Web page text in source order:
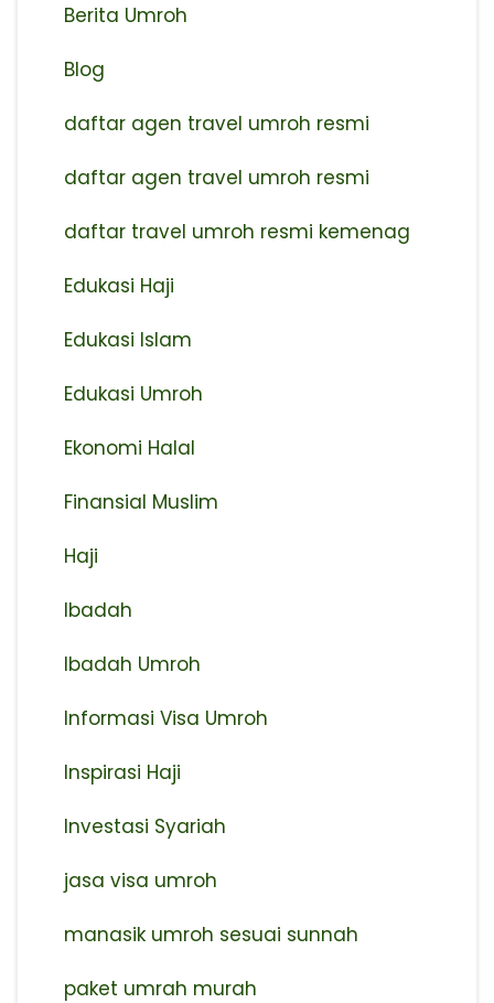
Berita Umroh
Blog
daftar agen travel umroh resmi
⁠daftar agen travel umroh resmi
daftar travel umroh resmi kemenag
Edukasi Haji
Edukasi Islam
Edukasi Umroh
Ekonomi Halal
Finansial Muslim
Haji
Ibadah
Ibadah Umroh
Informasi Visa Umroh
Inspirasi Haji
Investasi Syariah
jasa visa umroh
manasik umroh sesuai sunnah
paket umrah murah